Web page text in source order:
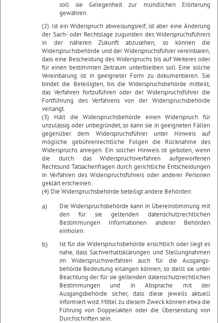
soll sie Gelegenheit zur mündlichen Erörterung
gewähren.
(2) Ist ein Widerspruch abweisungsreif, ist aber eine Änderung
der Sach- oder Rechtslage zugunsten des Widerspruchsführers
in der näheren Zukunft abzusehen, so können die
Widerspruchsbehörde und der Widerspruchsführer vereinbaren,
dass eine Bescheidung des Widerspruchs bis auf Weiteres oder
für einen bestimmten Zeitraum unterbleiben soll. Eine solche
Vereinbarung ist in geeigneter Form zu dokumentieren. Sie
bindet die Beteiligten, bis die Widerspruchsbehörde mitteilt,
das Verfahren fortzuführen oder der Widerspruchsführer die
Fortführung des Verfahrens von der Widerspruchsbehörde
verlangt.
(3) Hält die Widerspruchsbehörde einen Widerspruch für
unzulässig oder unbegründet, so kann sie in geeigneten Fällen
gegenüber dem Widerspruchsführer unter Hinweis auf
mögliche gebührenrechtliche Folgen die Rücknahme des
Widerspruchs anregen. Ein solcher Hinweis ist geboten, wenn
die durch das Widerspruchsverfahren aufgeworfenen
Rechtsund Tatsachenfragen durch gerichtliche Entscheidungen
in Verfahren des Widerspruchsführers oder anderer Personen
geklärt erscheinen.
(4) Die Widerspruchsbehörde beteiligt andere Behörden:
a)
Die Widerspruchsbehörde kann in Übereinstimmung mit
den für sie geltenden datenschutzrechtlichen
Bestimmungen Informationen anderer Behörden
einholen.
b)
Ist für die Widerspruchsbehörde ersichtlich oder liegt es
nahe, dass Sachverhaltsklärungen und Stellungnahmen
im Widerspruchsverfahren auch für die Ausgangs-
behörde Bedeutung erlangen können, so stellt sie unter
Beachtung der für sie geltenden datenschutzrechtlichen
Bestimmungen und in Absprache mit der
Ausgangsbehörde sicher, dass diese jeweils aktuell
informiert wird. Mittel zu diesem Zweck können etwa die
Führung von Doppelakten oder die Übersendung von
Durchschriften sein.